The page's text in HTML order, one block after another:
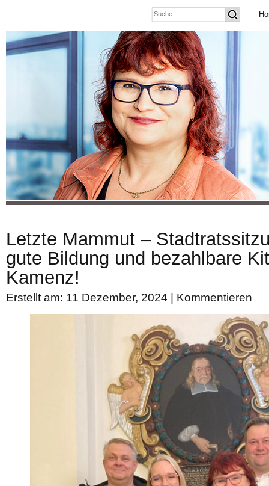
Letzte Mammut –
gute Bildung und bezahlbare
Kamenz!
Erstellt am: 11 Dezember, 2024 | Kommentieren